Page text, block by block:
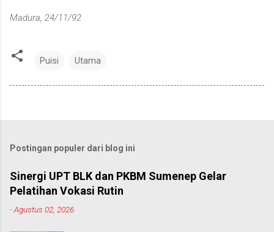
Madura, 24/11/92
Puisi Utama
Postingan populer dari blog ini
Sinergi UPT BLK dan PKBM Sumenep Gelar
Pelatihan Vokasi Rutin
-Agustus 02, 2026